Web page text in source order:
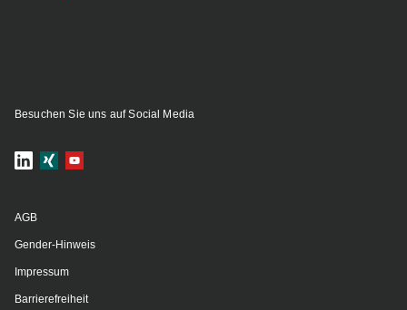
Besuchen Sie uns auf Social Media
AGB
Gender-Hinweis
Impressum
Barrierefreiheit